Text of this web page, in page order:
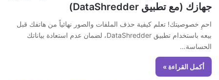
جهازك (مع تطبيق DataShredder)
احمِ خصوصيتك! تعلم كيفية حذف الملفات والصور نهائياً من هاتفك قبل
بيعه باستخدام تطبيق DataShredder، لضمان عدم استعادة بياناتك
الحساسة…
أكمل القراءة »